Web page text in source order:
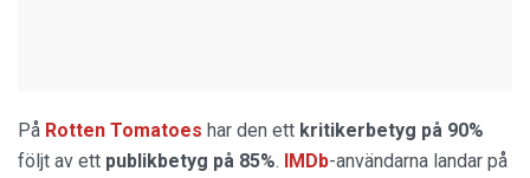
På Rotten Tomatoes har den ett kritikerbetyg på 90%
följt av ett publikbetyg på 85%. IMDb-användarna landar på